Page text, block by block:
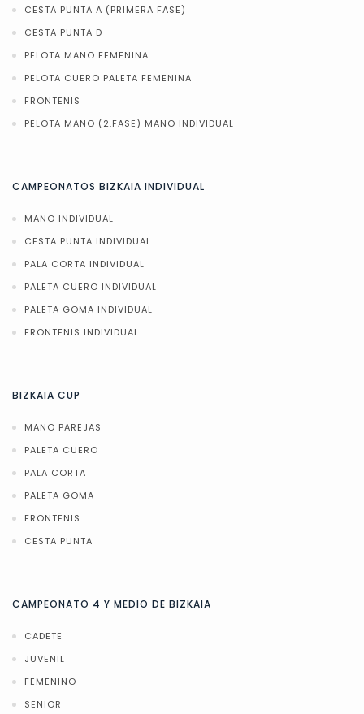
CESTA PUNTA A (PRIMERA FASE)
CESTA PUNTA D
PELOTA MANO FEMENINA
PELOTA CUERO PALETA FEMENINA
FRONTENIS
PELOTA MANO (2.FASE) MANO INDIVIDUAL
CAMPEONATOS BIZKAIA INDIVIDUAL
MANO INDIVIDUAL
CESTA PUNTA INDIVIDUAL
PALA CORTA INDIVIDUAL
PALETA CUERO INDIVIDUAL
PALETA GOMA INDIVIDUAL
FRONTENIS INDIVIDUAL
BIZKAIA CUP
MANO PAREJAS
PALETA CUERO
PALA CORTA
PALETA GOMA
FRONTENIS
CESTA PUNTA
CAMPEONATO 4 Y MEDIO DE BIZKAIA
CADETE
JUVENIL
FEMENINO
SENIOR